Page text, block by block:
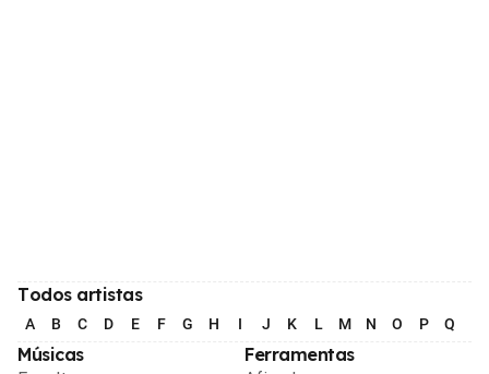
Todos artistas
A B C D E F G H I J K L M N O P Q
Músicas Ferramentas